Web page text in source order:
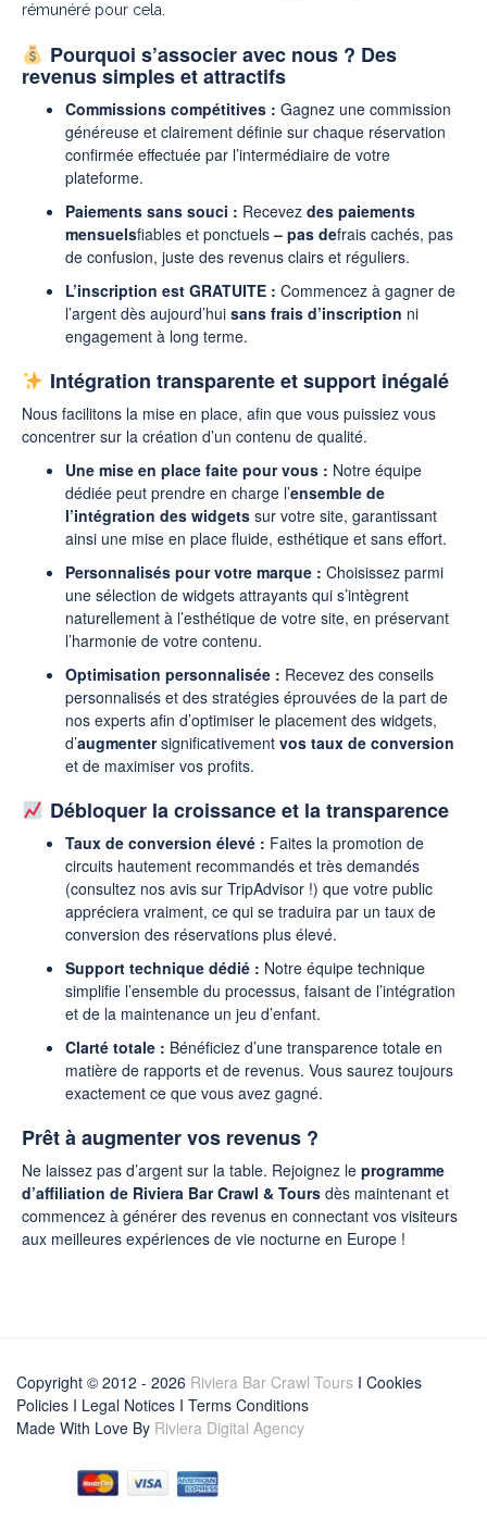
rémunéré pour cela.
Pourquoi s’associer avec nous ? Des
revenus simples et attractifs
Commissions compétitives : Gagnez une commission
généreuse et clairement définie sur chaque réservation
confirmée effectuée par l’intermédiaire de votre
plateforme.
Paiements sans souci : Recevez des paiements
mensuelsfiables et ponctuels– pas defrais cachés, pas
de confusion, juste des revenus clairs et réguliers.
L’inscription est GRATUITE : Commencez à gagner de
l’argent dès aujourd’hui sans frais d’inscription ni
engagement à long terme.
Intégration transparente et support inégalé
Nous facilitons la mise en place, afin que vous puissiez vous
concentrer sur la création d’un contenu de qualité.
Une mise en place faite pour vous : Notre équipe
dédiée peut prendre en charge l’ensemble de
l’intégration des widgets sur votre site, garantissant
ainsi une mise en place fluide, esthétique et sans effort.
Personnalisés pour votre marque : Choisissez parmi
une sélection de widgets attrayants qui s’intègrent
naturellement à l’esthétique de votre site, en préservant
l’harmonie de votre contenu.
Optimisation personnalisée : Recevez des conseils
personnalisés et des stratégies éprouvées de la part de
nos experts afin d’optimiser le placement des widgets,
d’augmentersignificativement vos taux de conversion
et de maximiser vos profits.
Débloquer la croissance et la transparence
Taux de conversion élevé : Faites la promotion de
circuits hautement recommandés et très demandés
(consultez nos avis sur TripAdvisor !) que votre public
appréciera vraiment, ce qui se traduira par un taux de
conversion des réservations plus élevé.
Support technique dédié : Notre équipe technique
simplifie l’ensemble du processus, faisant de l’intégration
et de la maintenance un jeu d’enfant.
Clarté totale : Bénéficiez d’une transparence totale en
matière de rapports et de revenus. Vous saurez toujours
exactement ce que vous avez gagné.
Prêt à augmenter vos revenus ?
Ne laissez pas d’argent sur la table. Rejoignez le programme
d’affiliation de Riviera Bar Crawl & Tours dès maintenant et
commencez à générer des revenus en connectant vos visiteurs
aux meilleures expériences de vie nocturne en Europe !
Copyright © 2012 - 2026 Riviera Bar Crawl Tours I Cookies
Policies I Legal Notices I Terms Conditions
Made With Love By Riviera Digital Agency